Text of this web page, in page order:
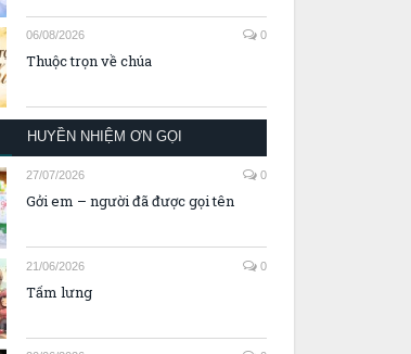
06/08/2026 0
Thuộc trọn về chúa
HUYỀN NHIỆM ƠN GỌI
27/07/2026 0
Gởi em – người đã được gọi tên
21/06/2026 0
Tấm lưng